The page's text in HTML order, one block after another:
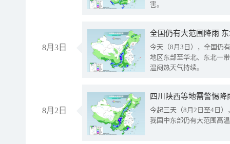
害。
8月3日
全国仍有大范围降雨
今天（8月3日），全国仍
地区东部至华北、东北一
温闷热天气持续。
8月2日
今起三天（8月2日至4日
我国中东部仍有大范围高